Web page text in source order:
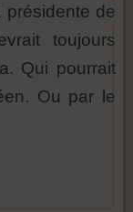
de
toujours
Qui pourrait
Ou par le